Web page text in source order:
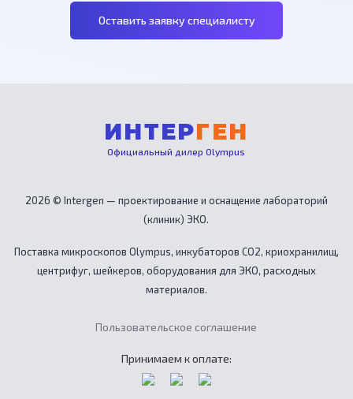
Оставить заявку специалисту
ИНТЕРГЕН
Официальный дилер Olympus
2026 © Intergen — проектирование и оснащение лабораторий
(клиник) ЭКО.
Поставка микроскопов Olympus, инкубаторов CO2, криохранилищ,
центрифуг, шейкеров, оборудования для ЭКО, расходных
материалов.
Пользовательское соглашение
Принимаем к оплате: